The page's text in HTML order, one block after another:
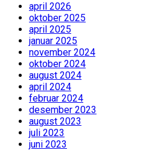
april 2026
oktober 2025
april 2025
januar 2025
november 2024
oktober 2024
august 2024
april 2024
februar 2024
desember 2023
august 2023
juli 2023
juni 2023